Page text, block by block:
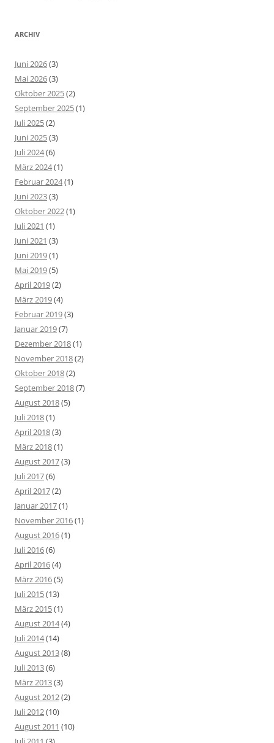
ARCHIV
Juni 2026(3)
Mai 2026(3)
Oktober 2025(2)
September 2025(1)
Juli 2025(2)
Juni 2025(3)
Juli 2024(6)
März 2024(1)
Februar 2024(1)
Juni 2023(3)
Oktober 2022(1)
Juli 2021 (1)
Juni 2021 (3)
Juni 2019(1)
Mai 2019(5)
April 2019(2)
März 2019(4)
Februar 2019(3)
Januar 2019(7)
Dezember 2018(1)
November 2018(2)
Oktober 2018(2)
September 2018(7)
August 2018(5)
Juli 2018(1)
April 2018(3)
März 2018(1)
August 2017(3)
Juli 2017(6)
April 2017(2)
Januar 2017(1)
November 2016(1)
August 2016(1)
Juli 2016(6)
April 2016(4)
März 2016(5)
Juli 2015(13)
März 2015(1)
August 2014(4)
Juli 2014(14)
August 2013(8)
Juli 2013(6)
März 2013(3)
August 2012(2)
Juli 2012(10)
August 2011 (10)